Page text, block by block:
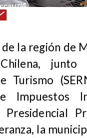
de la región de
junto
Turismo
Impuestos
Presidencial
la